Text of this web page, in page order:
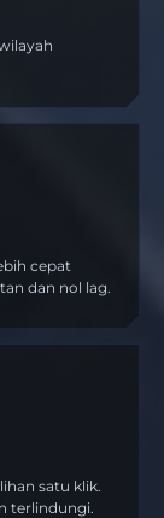
cepat
dan nol lag.
satu klik.
terlindungi.